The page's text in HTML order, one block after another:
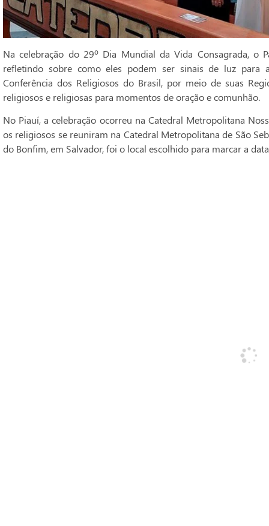
Na celebração do 29º Dia Mundial da Vida Consagrada, o
refletindo sobre como eles podem ser sinais de luz para
Conferência dos Religiosos do Brasil, por meio de suas
religiosos e religiosas para momentos de oração e comunhão.
No Piauí, a celebração ocorreu na Catedral Metropolitana
os religiosos se reuniram na Catedral Metropolitana de São
do Bonfim, em Salvador, foi o local escolhido para marcar a